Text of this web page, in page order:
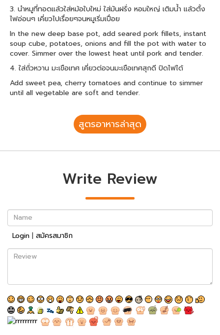
3. นำหมูที่ทอดแล้วใส่หม้อใบใหม่ ใส่มันฝรั่ง หอมใหญ่ เติมน้ำ แล้วตั้ง
ไฟอ่อนๆ เคี่ยวไปเรื่อยๆจนหมูเริ่มเปื่อย
In the new deep base pot, add seared pork fillets, instant
soup cube, potatoes, onions and fill the pot with water to
cover. Simmer over the lowest heat until pork and tender.
4. ใส่ถั่วหวาน มะเขือเทศ เคี่ยวต่อจนมะเขือเทศสุกดี ปิดไฟได้
Add sweet pea, cherry tomatoes and continue to simmer
until all vegetable are soft and tender.
สูตรอาหารล่าสุด
Write Review
Name
Login | สมัครสมาชิก
Review